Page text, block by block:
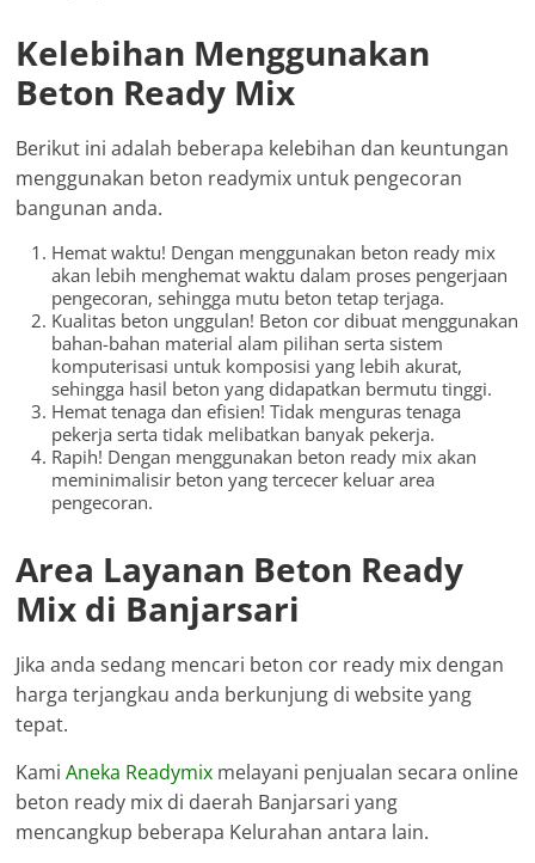
Kelebihan Menggunakan
Beton Ready Mix
Berikut ini adalah beberapa kelebihan dan keuntungan
menggunakan beton readymix untuk pengecoran
bangunan anda.
Hemat waktu! Dengan menggunakan beton ready mix
akan lebih menghemat waktu dalam proses pengerjaan
pengecoran, sehingga mutu beton tetap terjaga.
Kualitas beton unggulan! Beton cor dibuat menggunakan
bahan-bahan material alam pilihan serta sistem
komputerisasi untuk komposisi yang lebih akurat,
sehingga hasil beton yang didapatkan bermutu tinggi.
Hemat tenaga dan efisien! Tidak menguras tenaga
pekerja serta tidak melibatkan banyak pekerja.
Rapih! Dengan menggunakan beton ready mix akan
meminimalisir beton yang tercecer keluar area
pengecoran.
Area Layanan Beton Ready
Mix di Banjarsari
Jika anda sedang mencari beton cor ready mix dengan
harga terjangkau anda berkunjung di website yang
tepat.
KamiAneka Readymix melayani penjualan secara online
beton ready mix di daerah Banjarsari yang
mencangkup beberapa Kelurahan antara lain.